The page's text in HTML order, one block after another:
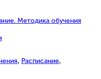
Методика обучения
, Расписание,